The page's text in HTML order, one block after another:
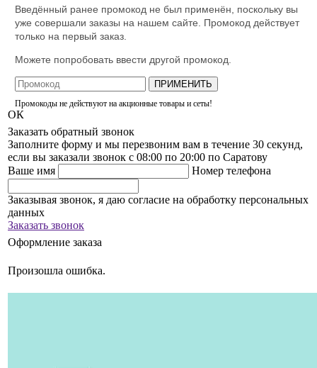
Введённый ранее промокод не был применён, поскольку вы
уже совершали заказы на нашем сайте. Промокод действует
только на первый заказ.
Можете попробовать ввести другой промокод.
ПРИМЕНИТЬ
Промокоды не действуют на акционные товары и сеты!
ОК
Заказать обратный звонок
Заполните форму и мы перезвоним вам в течение 30 секунд,
если вы заказали звонок с 08:00 по 20:00 по Саратову
Ваше имя
Номер телефона
Заказывая звонок, я даю согласие на обработку персональных
данных
Заказать звонок
Оформление заказа
Произошла ошибка.